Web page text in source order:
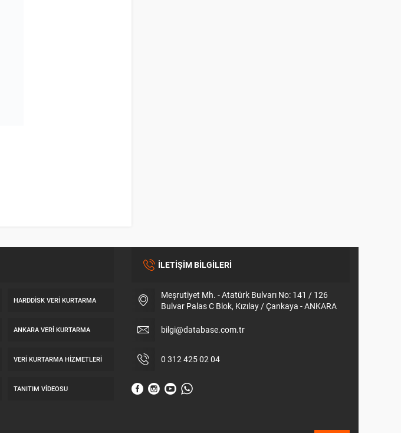
HARDDISK VERI KURTARMA
ANKARA VERI KURTARMA
VERI KURTARMA HIZMETLERI
TANITIM VIDEOSU
İLETİŞİM BİLGİLERİ
Meşrutiyet Mh. - Atatürk Bulvarı No: 141 / 126
Bulvar Palas C Blok, Kızılay / Çankaya - ANKARA
bilgi@database.com.tr
0 312 425 02 04